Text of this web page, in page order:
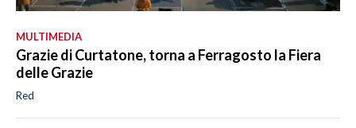
MULTIMEDIA
Grazie di Curtatone, torna a Ferragosto la Fiera
delle Grazie
Red